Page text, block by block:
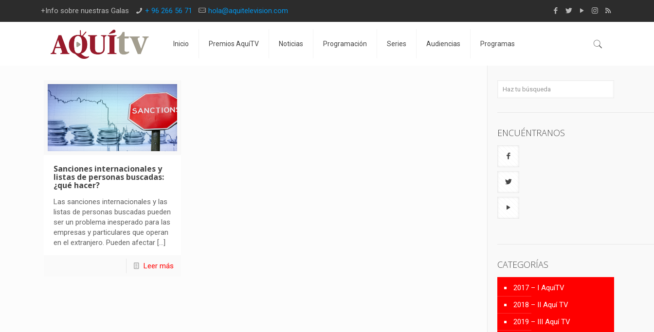
+Info sobre nuestras Galas + 96 266 56 71 hola@aquitelevision.com
Inicio Premios AquíTV Noticias Programación Series Audiencias Programas
Sanciones internacionales y
listas de personas buscadas:
¿qué hacer?
Las sanciones internacionales y las
listas de personas buscadas pueden
ser un problema inesperado para las
empresas y particulares que operan
en el extranjero. Pueden afectar […]
Leer más
ENCUÉNTRANOS
CATEGORÍAS
2017 – I AquíTV
2018 – II Aquí TV
2019 – III Aquí TV